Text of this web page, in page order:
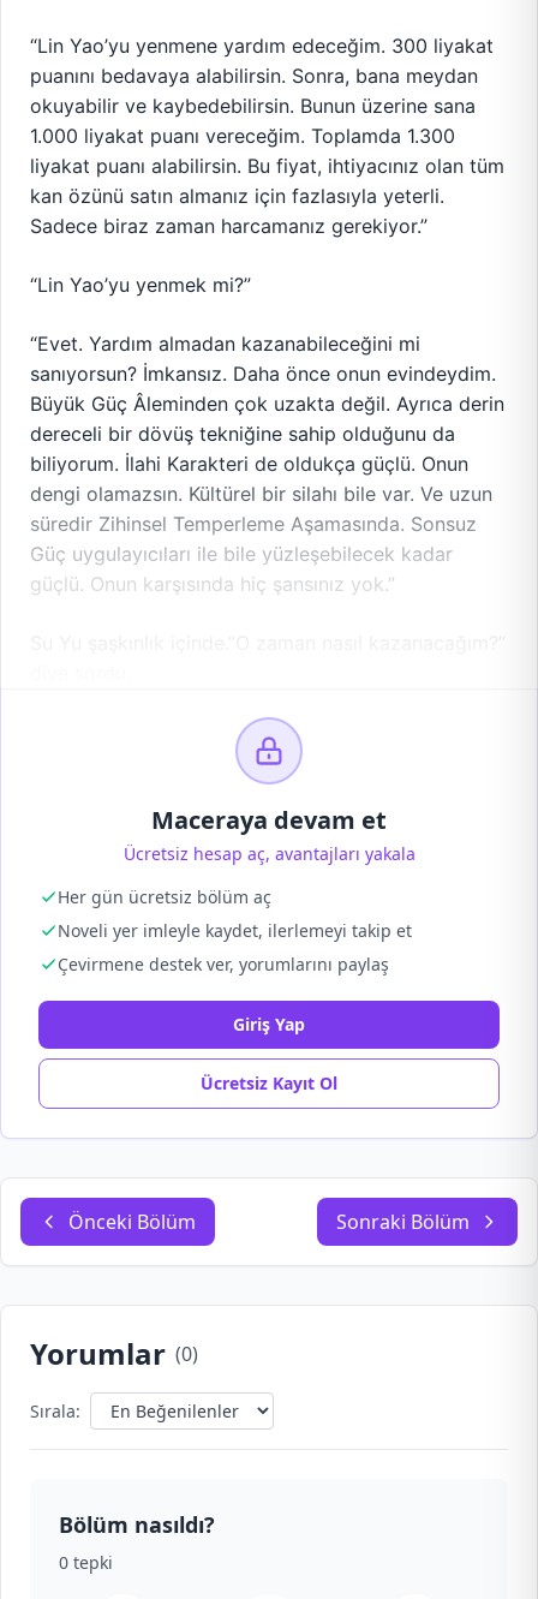
“Lin Yao’yu yenmene yardım edeceğim. 300 liyakat
puanını bedavaya alabilirsin. Sonra, bana meydan
okuyabilir ve kaybedebilirsin. Bunun üzerine sana
1.000 liyakat puanı vereceğim. Toplamda 1.300
liyakat puanı alabilirsin. Bu fiyat, ihtiyacınız olan tüm
kan özünü satın almanız için fazlasıyla yeterli.
Sadece biraz zaman harcamanız gerekiyor.”
“Lin Yao’yu yenmek mi?”
“Evet. Yardım almadan kazanabileceğini mi
sanıyorsun? İmkansız. Daha önce onun evindeydim.
Büyük Güç Âleminden çok uzakta değil. Ayrıca derin
dereceli bir dövüş tekniğine sahip olduğunu da
biliyorum. İlahi Karakteri de oldukça güçlü. Onun
dengi olamazsın. Kültürel bir silahı bile var. Ve uzun
süredir Zihinsel Temperleme Aşamasında. Sonsuz
Güç uygulayıcıları ile bile yüzleşebilecek kadar
güçlü. Onun karşısında hiç şansınız yok.”
Maceraya devam et
Ücretsiz hesap aç, avantajları yakala
Her gün ücretsiz bölüm aç
Noveli yer imleyle kaydet, ilerlemeyi takip et
Çevirmene destek ver, yorumlarını paylaş
Giriş Yap
Ücretsiz Kayıt Ol
Önceki Bölüm Sonraki Bölüm
Yorumlar (0)
Sırala:
Bölüm nasıldı?
0 tepki